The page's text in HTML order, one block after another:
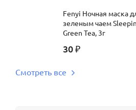
Fenyi Ночная маска
зеленым чаем
Green Tea, 3г
30 ₽
Смотреть все